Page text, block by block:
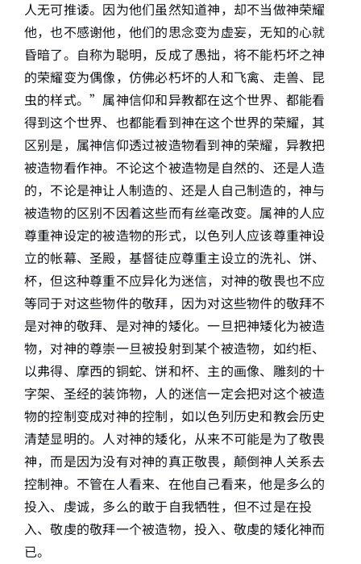
人无可推诿。因为他们虽然知道神，却不当做神荣耀
他，也不感谢他，他们的思念变为虚妄，无知的心就
昏暗了。自称为聪明，反成了愚拙，将不能朽坏之神
的荣耀变为偶像，仿佛必朽坏的人和飞禽、走兽、昆
虫的样式。”属神信仰和异教都在这个世界、都能看
得到这个世界、也都能看到神在这个世界的荣耀，其
区别是，属神信仰透过被造物看到神的荣耀，异教把
被造物看作神。不论这个被造物是自然的、还是人造
的，不论是神让人制造的、还是人自己制造的，神与
被造物的区别不因着这些而有丝毫改变。属神的人应
尊重神设定的被造物的形式，以色列人应该尊重神设
立的帐幕、圣殿，基督徒应尊重主设立的洗礼、饼、
杯，但这种尊重不应异化为迷信，对神的敬畏也不应
等同于对这些物件的敬拜，因为对这些物件的敬拜不
是对神的敬拜、是对神的矮化。一旦把神矮化为被造
物，对神的尊崇一旦被投射到某个被造物，如约柜、
以弗得、摩西的铜蛇、饼和杯、主的画像、雕刻的十
字架、圣经的装饰物，人的迷信一定会把对这个被造
物的控制变成对神的控制，如以色列历史和教会历史
清楚显明的。人对神的矮化，从来不可能是为了敬畏
神，而是因为没有对神的真正敬畏，颠倒神人关系去
控制神。不管在人看来、在他自己看来，他是多么的
投入、虔诚，多么的敢于自我牺牲，但不过是在投
入、敬虔的敬拜一个被造物，投入、敬虔的矮化神而
已。